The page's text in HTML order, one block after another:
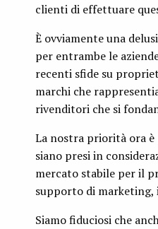
clienti di effettuare
È ovviamente una
per entrambe le
recenti sfide su
marchi che
rivenditori che si
La nostra priorità ora
siano presi in
mercato stabile per il
supporto di
Siamo fiduciosi che